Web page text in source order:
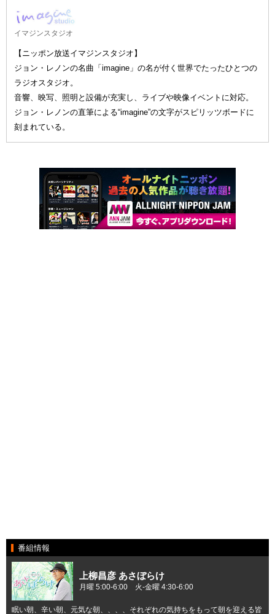
イマジンスタジオ
【ニッポン放送イマジンスタジオ】
ジョン・レノンの名曲「imagine」の名が付く世界でたったひとつの
ラジオスタジオ。
音響、映写、照明と設備が充実し、ライブや映像イベントに対応。
ジョン・レノンの直筆による“imagine”の文字がスピリッツボードに
刻まれている。
番組情報
上柳昌彦 あさぼらけ
月曜 5:00-6:00 火-金曜 4:30-6:00
眠い朝、辛い朝、元気な朝、、、、それぞれの気持ちをもって朝を迎える皆